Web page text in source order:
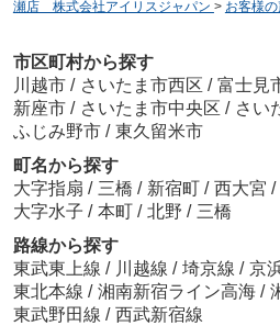
瀬店 株式会社アイリスジャパン > お客様
市区町村から探す
川越市 / さいたま市西区 / 富士見
新座市 / さいたま市中央区 / さい
ふじみ野市 / 東久留米市
町名から探す
大字指扇 / 三橋 / 新宿町 / 西大宮 /
大字水子 / 本町 / 北野 / 三橋
路線から探す
東武東上線 / 川越線 / 埼京線 / 京
東北本線 / 湘南新宿ライン高海 /
東武野田線 / 西武新宿線